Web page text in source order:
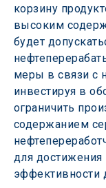
корзину
высоким
будет
меры в связи с
инвестируя в
ограничить
содержанием
для
эффективности